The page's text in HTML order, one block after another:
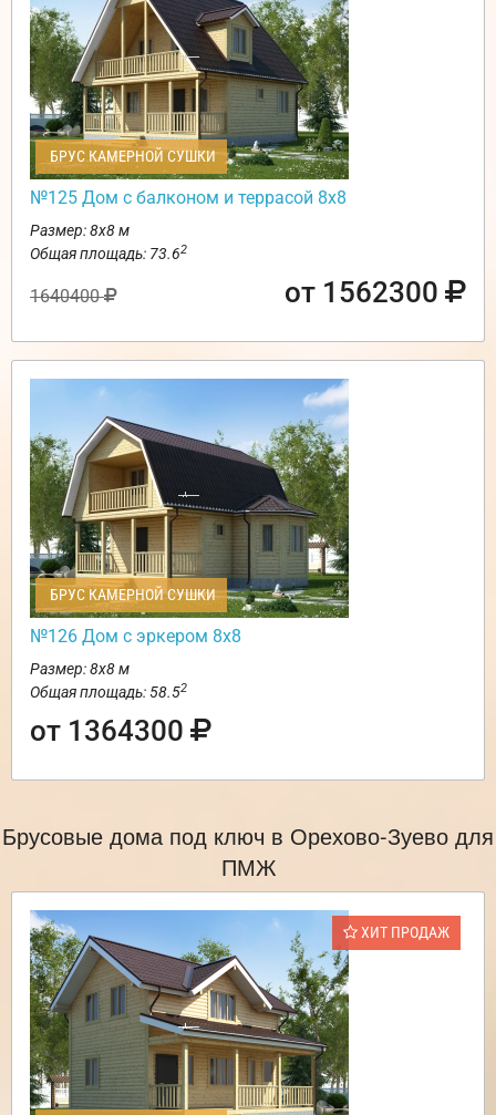
БРУС КАМЕРНОЙ СУШКИ
№125 Дом с балконом и террасой 8х8
Размер: 8х8 м
Общая площадь: 73.62
1640400 от 1562300
БРУС КАМЕРНОЙ СУШКИ
№126 Дом с эркером 8х8
Размер: 8х8 м
Общая площадь: 58.52
от 1364300
Брусовые дома под ключ в Орехово-Зуево для
ПМЖ
ХИТ ПРОДАЖ